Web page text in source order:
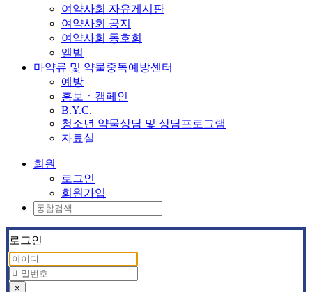
여약사회 자유게시판
여약사회 공지
여약사회 동호회
앨범
마약류 및 약물중독예방센터
예방
홍보ㆍ캠페인
B.Y.C.
청소년 약물상담 및 상담프로그램
자료실
회원
로그인
회원가입
로그인
×